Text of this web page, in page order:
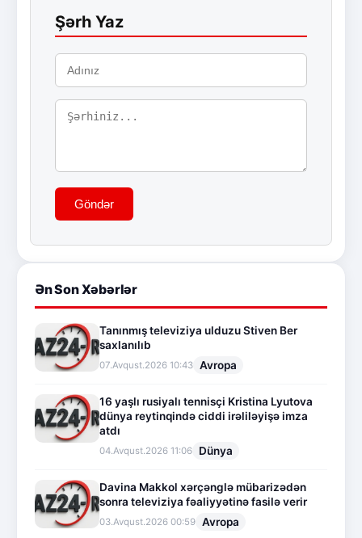
Şərh Yaz
Göndər
Ən Son Xəbərlər
Tanınmış televiziya ulduzu Stiven Ber
saxlanılıb
07.Avqust.2026 10:43 Avropa
16 yaşlı rusiyalı tennisçi Kristina Lyutova
dünya reytinqində ciddi irəliləyişə imza
atdı
04.Avqust.2026 11:06 Dünya
Davina Makkol xərçənglə mübarizədən
sonra televiziya fəaliyyətinə fasilə verir
03.Avqust.2026 00:59 Avropa